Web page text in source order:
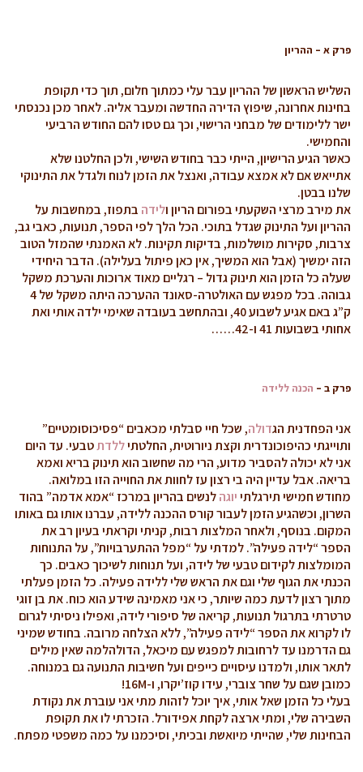
פרק א – ההריון
השליש הראשון של ההריון עבר עלי כמתוך חלום, תוך כדי תקופת
בחינות אחרונה, שיפוץ הדירה החדשה ומעבר אליה. לאחר מכן נכנסתי
ישר ללימודים של מבחני הרישוי, וכך גם טסו להם החודש הרביעי
והחמישי.
כאשר הגיע הרישיון, הייתי כבר בחודש השישי, ולכן החלטנו שלא
אתייאש אם לא אמצא עבודה, ואנצל את הזמן לנוח ולגדל את התינוקי
שלנו בבטן.
את מירב מרצי השקעתי בפורום הריון ולידה בתפוז, במחשבות על
ההריון ועל התינוק שגדל בתוכי. הכל הלך לפי הספר, תנועות, כאבי גב,
צרבות, סקירות מושלמות, בדיקות תקינות. לא האמנתי שהמזל הטוב
הזה ימשיך (אבל הוא המשיך, אין כאן פיתול בעלילה). הדבר היחידי
שעלה כל הזמן הוא תינוק גדול – רגליים מאוד ארוכות והערכת משקל
גבוהה. בכל מפגש עם האולטרה-סאונד ההערכה היתה משקל של 4
ק”ג באם אגיע לשבוע 40, ובהתחשב בעובדה שאימי ילדה אותי ואת
אחותי בשבועות 41 ו-42……
פרק ב – הכנה ללידה
אני הפחדנית הגדולה, שכל חיי סבלתי מכאבים “פסיכוסומטיים”
ותוייגתי כהיפוכונדרית וקצת ניורוטית, החלטתיללדתטבעי. עד היום
אני לא יכולה להסביר מדוע, הרי מה שחשוב הוא תינוק בריא ואמא
בריאה. אבל עדיין היה בי רצון עז לחוות את החוייה הזו במלואה.
מחודש חמישי תירגלתייוגהלנשים בהריון במרכז “אמא אדמה” בהוד
השרון, וכשהגיע הזמן לעבור קורס ההכנה ללידה, עברנו אותו גם באותו
המקום. בנוסף, ולאחר המלצות רבות, קניתי וקראתי בעיון רב את
הספר “לידה פעילה”. למדתי על “מפל ההתערבויות”, על התנוחות
המומלצות לקידום טבעי של לידה, ועל תנוחות לשיכוך כאבים. כך
הכנתי את הגוף שלי וגם את הראש שלי ללידה פעילה. כל הזמן פעלתי
מתוך רצון לדעת כמה שיותר, כי אני מאמינה שידע הוא כוח. את בן זוגי
טרטרתי בתרגול תנועות, קריאה של סיפורי לידה, ואפילו ניסיתי לגרום
לו לקרוא את הספר “לידה פעילה”, ללא הצלחה מרובה. בחודש שמיני
גם הדרמנו עד לרחובות למפגש עם מיכאל, הדולהלמה שאין מילים
לתאר אותו, ולמדנו עיסויים כייפים ועל חשיבות התנועה גם במנוחה.
כמובן שגם על שחר צוברי, עידו קוז’יקרו, ו-16M!
בעלי כל הזמן שאל אותי, איך יוכל לזהות מתי אני עוברת את נקודת
השבירה שלי, ומתי ארצה לקחת אפידורל. הזכרתי לו את תקופת
הבחינות שלי, שהייתי מיואשת ובכיתי, וסיכמנו על כמה משפטי מפתח.